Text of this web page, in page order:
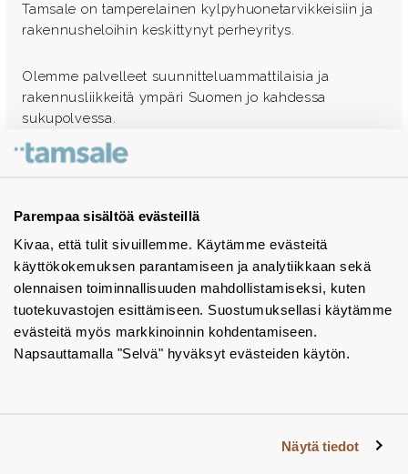
Parempaa sisältöä evästeillä
Kivaa, että tulit sivuillemme. Käytämme evästeitä
käyttökokemuksen parantamiseen ja analytiikkaan sekä
olennaisen toiminnallisuuden mahdollistamiseksi, kuten
tuotekuvastojen esittämiseen. Suostumuksellasi käytämme
evästeitä myös markkinoinnin kohdentamiseen.
Napsauttamalla "Selvä" hyväksyt evästeiden käytön.
Näytä tiedot
Tamsale on tamperelainen kylpyhuonetarvikkeisiin ja
rakennusheloihin keskittynyt perheyritys.
Olemme palvelleet suunnitteluammattilaisia ja
rakennusliikkeitä ympäri Suomen jo kahdessa
sukupolvessa.
Ota yhteyttä - autamme mielellämme
Tuotekuvastot
Instagram
BIM-objektit
Yhteystiedot
Tiedotteet